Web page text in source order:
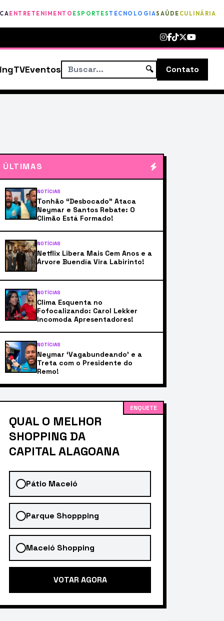
ENTRETENIMENTO ESPORTESTECNOLOGIASAÚDE CULINÁRIA
TVEventos 🔍 Contato
ÚLTIMAS
NOTÍCIAS
Tonhão “Desbocado” Ataca
Neymar e Santos Rebate: O
Climão Está Formado!
NOTÍCIAS
Netflix Libera Mais Cem Anos e a
Árvore Buendía Vira Labirinto!
NOTÍCIAS
Clima Esquenta no
Fofocalizando: Carol Lekker
Incomoda Apresentadores!
NOTÍCIAS
Neymar ‘Vagabundeando’ e a
Treta com o Presidente do
Remo!
ENQUETE
QUAL O MELHOR
SHOPPING DA
CAPITAL ALAGOANA
Pátio Maceió
Parque Shoppping
Maceió Shopping
VOTAR AGORA